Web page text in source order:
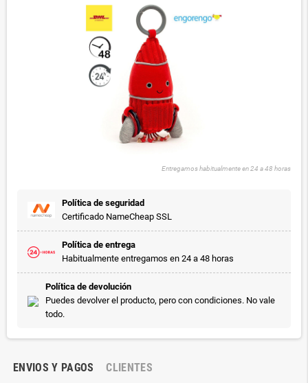
Entregamos habitualmente en 24 a 48 horas
Política de seguridad
Certificado NameCheap SSL
Política de entrega
Habitualmente entregamos en 24 a 48 horas
Política de devolución
Puedes devolver el producto, pero con condiciones. No vale
todo.
ENVIOS Y PAGOS CLIENTES